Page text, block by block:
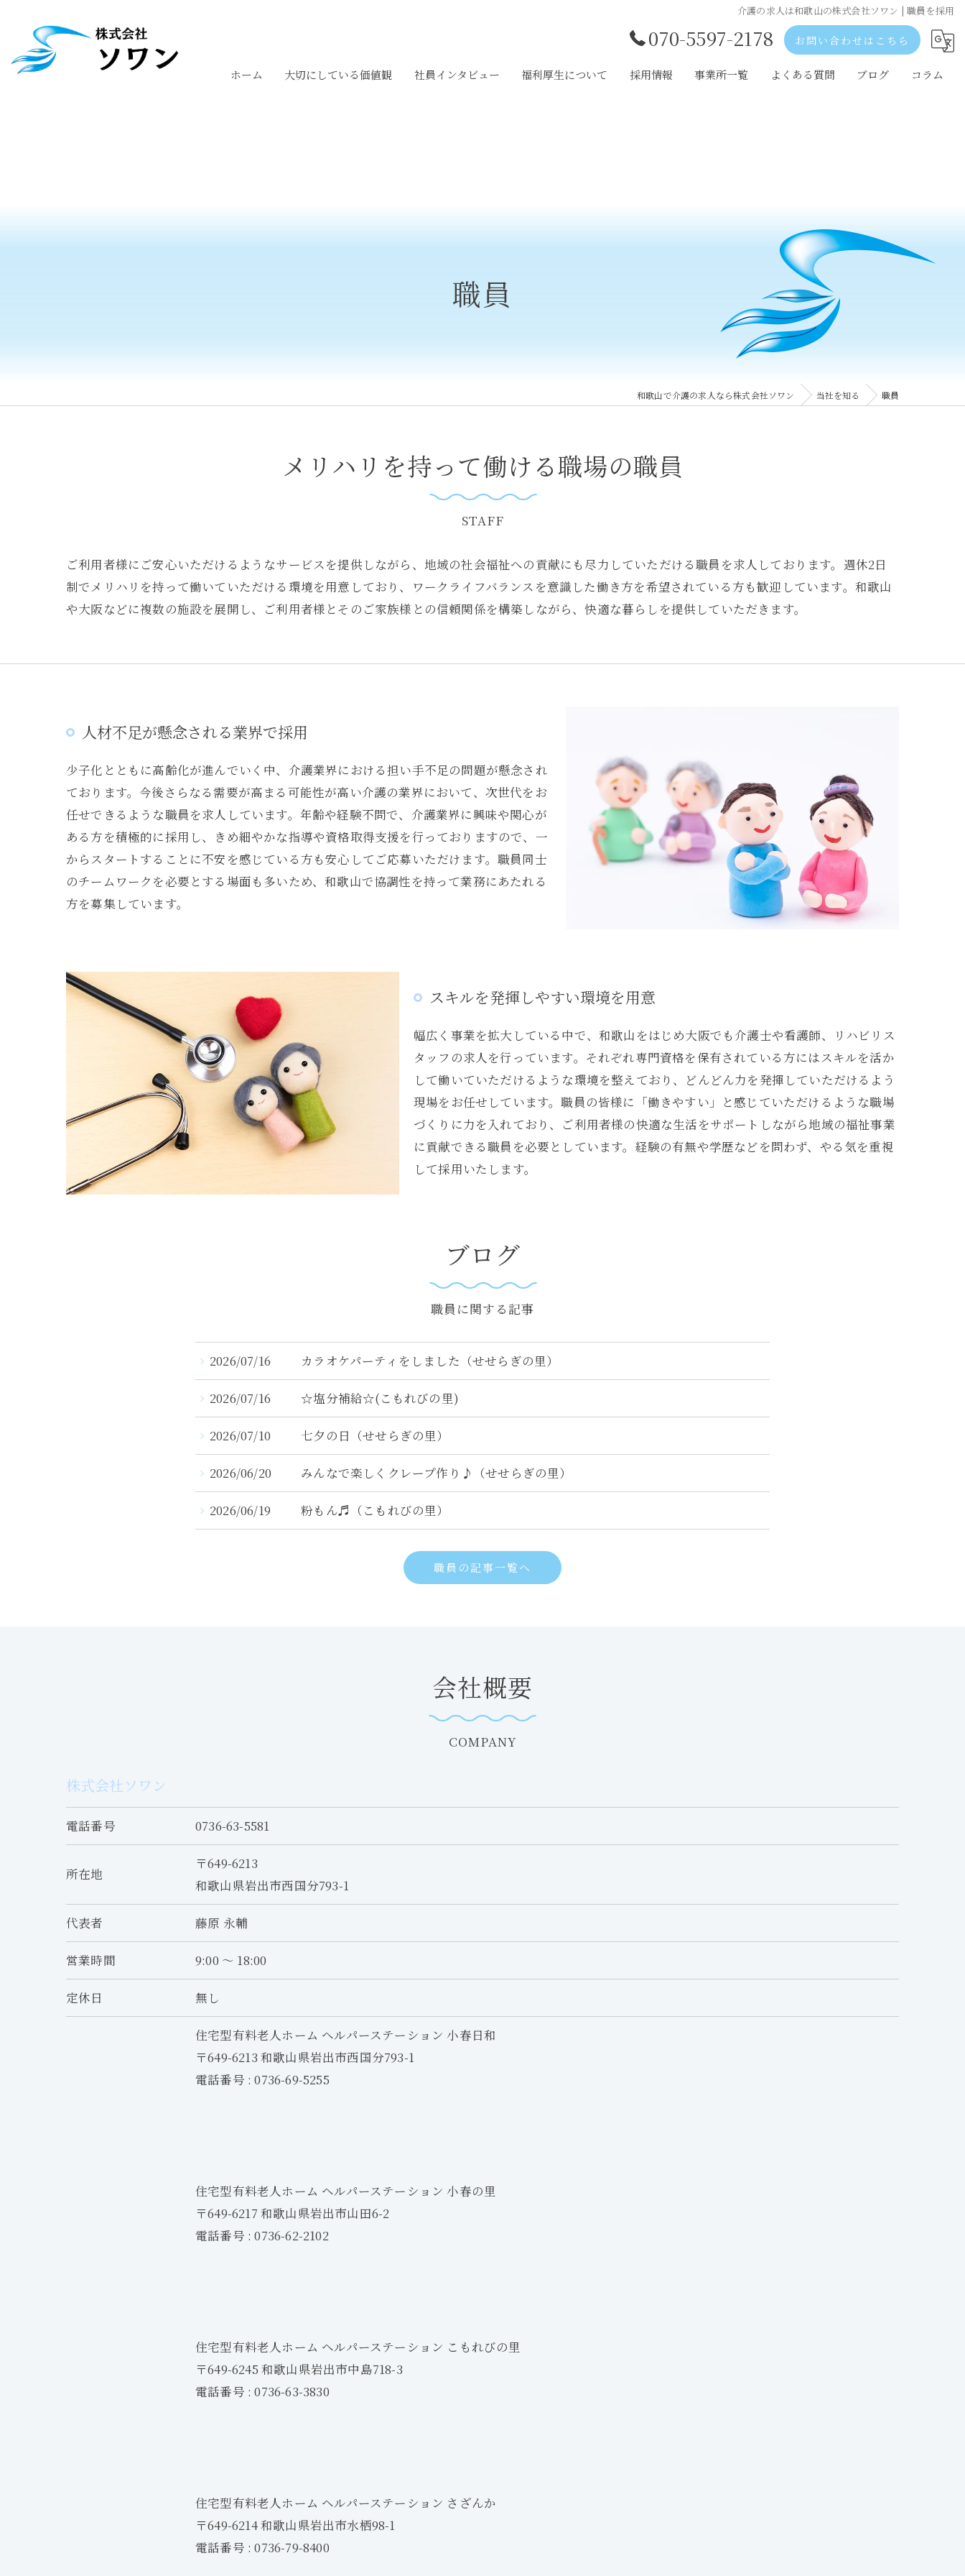
介護の求人は和歌山の株式会社ソワン | 職員を採用
070-5597-2178 お問い合わせはこちら
ホーム 大切にしている価値観 社員インタビュー 福利厚生について 採用情報 事業所一覧 よくある質問 ブログ コラム
職員
和歌山で介護の求人なら株式会社ソワン 当社を知る 職員
メリハリを持って働ける職場の職員
STAFF
ご利用者様にご安心いただけるようなサービスを提供しながら、地域の社会福祉への貢献にも尽力していただける職員を求人しております。週休2日
制でメリハリを持って働いていただける環境を用意しており、ワークライフバランスを意識した働き方を希望されている方も歓迎しています。和歌山
や大阪などに複数の施設を展開し、ご利用者様とそのご家族様との信頼関係を構築しながら、快適な暮らしを提供していただきます。
人材不足が懸念される業界で採用
少子化とともに高齢化が進んでいく中、介護業界における担い手不足の問題が懸念され
ております。今後さらなる需要が高まる可能性が高い介護の業界において、次世代をお
任せできるような職員を求人しています。年齢や経験不問で、介護業界に興味や関心が
ある方を積極的に採用し、きめ細やかな指導や資格取得支援を行っておりますので、一
からスタートすることに不安を感じている方も安心してご応募いただけます。職員同士
のチームワークを必要とする場面も多いため、和歌山で協調性を持って業務にあたれる
方を募集しています。
スキルを発揮しやすい環境を用意
幅広く事業を拡大している中で、和歌山をはじめ大阪でも介護士や看護師、リハビリス
タッフの求人を行っています。それぞれ専門資格を保有されている方にはスキルを活か
して働いていただけるような環境を整えており、どんどん力を発揮していただけるよう
現場をお任せしています。職員の皆様に「働きやすい」と感じていただけるような職場
づくりに力を入れており、ご利用者様の快適な生活をサポートしながら地域の福祉事業
に貢献できる職員を必要としています。経験の有無や学歴などを問わず、やる気を重視
して採用いたします。
ブログ
職員に関する記事
2026/07/16 カラオケパーティをしました（せせらぎの里）
2026/07/16 ☆塩分補給☆(こもれびの里)
2026/07/10 七夕の日（せせらぎの里）
2026/06/20 みんなで楽しくクレープ作り♪（せせらぎの里）
2026/06/19 粉もん♬（こもれびの里）
職員の記事一覧へ
会社概要
COMPANY
株式会社ソワン
電話番号 0736-63-5581
所在地
〒649-6213
和歌山県岩出市西国分793-1
代表者 藤原 永輔
営業時間 9:00 ～ 18:00
定休日 無し
住宅型有料老人ホーム ヘルパーステーション 小春日和
〒649-6213 和歌山県岩出市西国分793-1
電話番号 : 0736-69-5255
住宅型有料老人ホーム ヘルパーステーション 小春の里
〒649-6217 和歌山県岩出市山田6-2
電話番号 : 0736-62-2102
住宅型有料老人ホーム ヘルパーステーション こもれびの里
〒649-6245 和歌山県岩出市中島718-3
電話番号 : 0736-63-3830
住宅型有料老人ホーム ヘルパーステーション さざんか
〒649-6214 和歌山県岩出市水栖98-1
電話番号 : 0736-79-8400